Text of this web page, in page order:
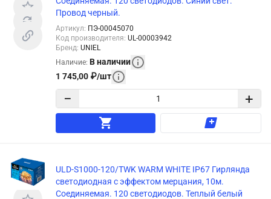
Провод черный.
Артикул: ПЭ-00045070
Код производителя: UL-00003942
Бренд: UNIEL
Наличие: В наличии
1 745,00 ₽/шт
− +
ULD-S1000-120/TWK WARM WHITE IP67 Гирлянда
светодиодная с эффектом мерцания, 10м.
Соединяемая. 120 светодиодов. Теплый белый